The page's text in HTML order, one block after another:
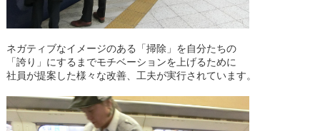
ネガティブなイメージのある「掃除」を自分たちの
「誇り」にするまでモチベーションを上げるために
社員が提案した様々な改善、工夫が実行されています。